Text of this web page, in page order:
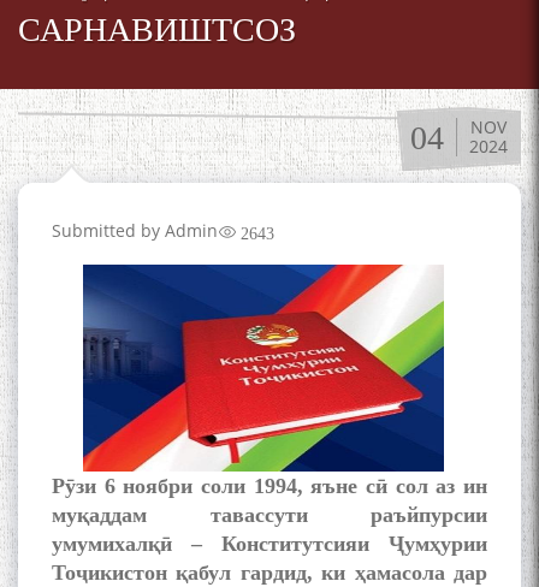
САРНАВИШТСОЗ
04
NOV
2024
Submitted by Admin 2643
Рӯзи 6 ноябри соли 1994, яъне сӣ сол аз ин
муқаддам тавассути раъйпурсии
умумихалқӣ – Конститутсияи Ҷумҳурии
Тоҷикистон қабул гардид, ки ҳамасола дар